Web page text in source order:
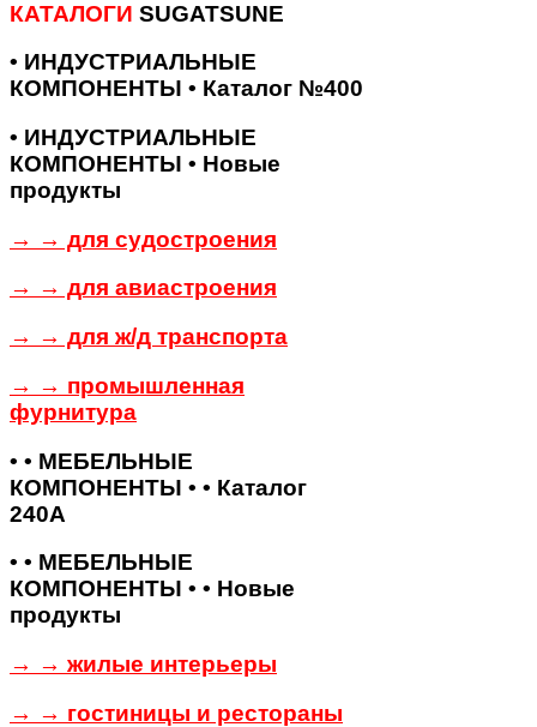
КАТАЛОГИ SUGATSUNE
• ИНДУСТРИАЛЬНЫЕ
КОМПОНЕНТЫ • Каталог №400
• ИНДУСТРИАЛЬНЫЕ
КОМПОНЕНТЫ • Новые
продукты
→ → для судостроения
→ → для авиастроения
→ → для ж/д транспорта
→ → промышленная
фурнитура
• • МЕБЕЛЬНЫЕ
КОМПОНЕНТЫ • • Каталог
240А
• • МЕБЕЛЬНЫЕ
КОМПОНЕНТЫ • • Новые
продукты
→ → жилые интерьеры
→ → гостиницы и рестораны